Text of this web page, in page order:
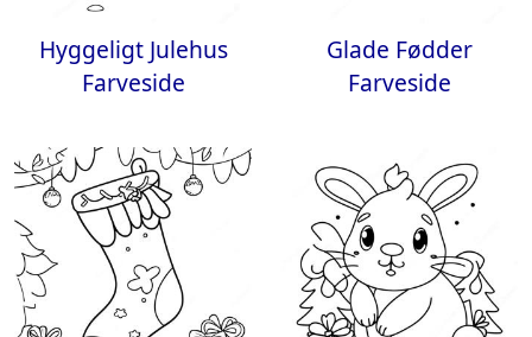
Hyggeligt Julehus
Farveside
Glade Fødder
Farveside